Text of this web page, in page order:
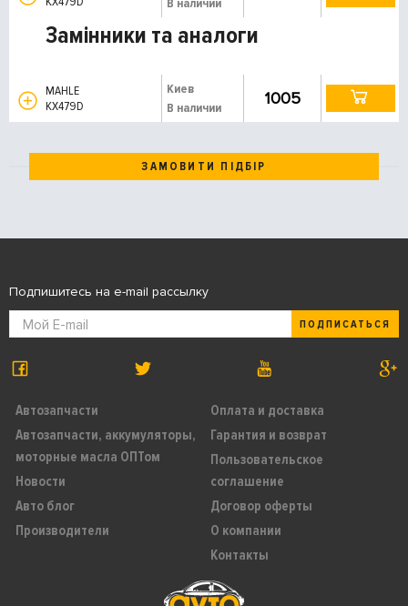
В наличии
Замінники та аналоги
MAHLE
KX479D
Киев
В наличии
1005
ЗАМОВИТИ ПІДБІР
Автозапчасти
Автозапчасти, аккумуляторы,
моторные масла ОПТом
Новости
Авто блог
Производители
Оплата и доставка
Гарантия и возврат
Пользовательское
соглашение
Договор оферты
О компании
Контакты
Подпишитесь на e-mail рассылку
ПОДПИСАТЬСЯ